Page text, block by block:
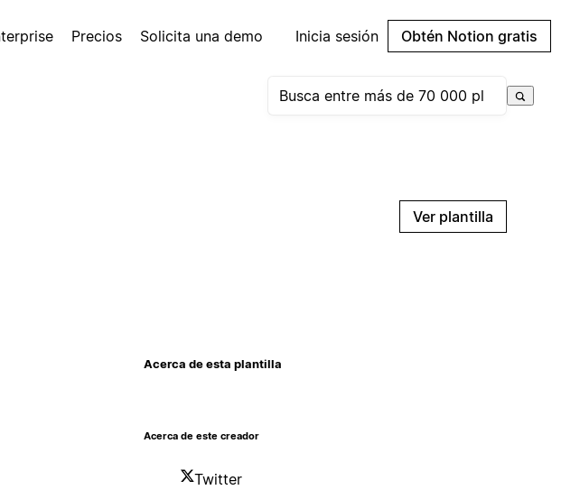
Precios Solicita una demo Inicia sesión Obtén Notion gratis
Ver plantilla
Acerca de esta plantilla
Acerca de este creador
Twitter